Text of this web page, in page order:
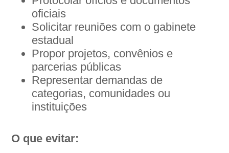
oficiais
Solicitar reuniões com o gabinete
estadual
Propor projetos, convênios e
parcerias públicas
Representar demandas de
categorias, comunidades ou
instituições
O que evitar: